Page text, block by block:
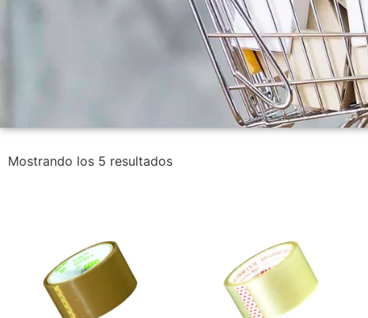
Mostrando los 5 resultados